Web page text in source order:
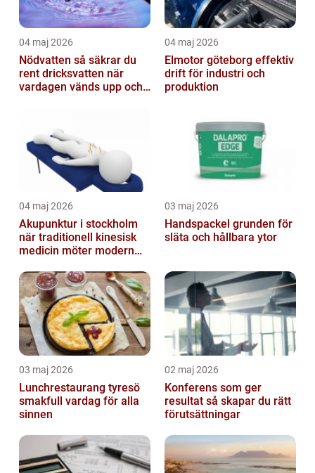
04 maj 2026
Nödvatten så säkrar du
rent dricksvatten när
vardagen vänds upp och
04 maj 2026
Elmotor göteborg effektiv
drift för industri och
produktion
04 maj 2026
Akupunktur i stockholm
när traditionell kinesisk
medicin möter modern
03 maj 2026
Handspackel grunden för
släta och hållbara ytor
03 maj 2026
Lunchrestaurang tyresö
smakfull vardag för alla
sinnen
02 maj 2026
Konferens som ger
resultat så skapar du rätt
förutsättningar